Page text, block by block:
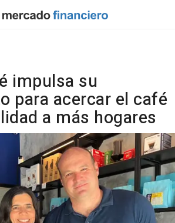
impulsa su
para acercar el café
a más hogares